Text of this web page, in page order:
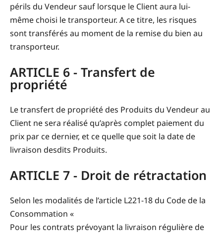
périls du Vendeur sauf lorsque le Client aura lui-
même choisi le transporteur. A ce titre, les risques
sont transférés au moment de la remise du bien au
transporteur.
ARTICLE 6 - Transfert de
propriété
Le transfert de propriété des Produits du Vendeur au
Client ne sera réalisé qu’après complet paiement du
prix par ce dernier, et ce quelle que soit la date de
livraison desdits Produits.
ARTICLE 7 - Droit de rétractation
Selon les modalités de l’article L221-18 du Code de la
Consommation «
Pour les contrats prévoyant la livraison régulière de